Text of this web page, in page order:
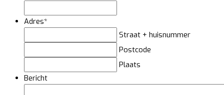
Adres*
Straat + huisnummer
Postcode
Plaats
Bericht